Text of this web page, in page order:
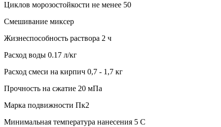
Циклов морозостойкости не менее 50
Смешивание миксер
Жизнеспособность раствора 2 ч
Расход воды 0.17 л/кг
Расход смеси на кирпич 0,7 - 1,7 кг
Прочность на сжатие 20 мПа
Марка подвижности Пк2
Минимальная температура нанесения 5 C